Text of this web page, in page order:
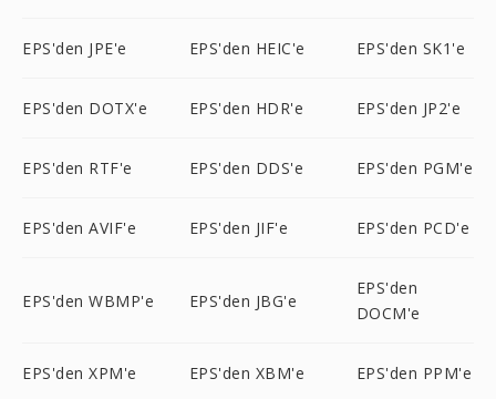
EPS'den JPE'e EPS'den HEIC'e EPS'den SK1'e
EPS'den DOTX'e EPS'den HDR'e EPS'den JP2'e
EPS'den RTF'e EPS'den DDS'e EPS'den PGM'e
EPS'den AVIF'e EPS'den JIF'e EPS'den PCD'e
EPS'den WBMP'e EPS'den JBG'e
EPS'den
DOCM'e
EPS'den XPM'e EPS'den XBM'e EPS'den PPM'e